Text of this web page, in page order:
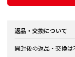
返品・交換について
開封後の返品・交換は